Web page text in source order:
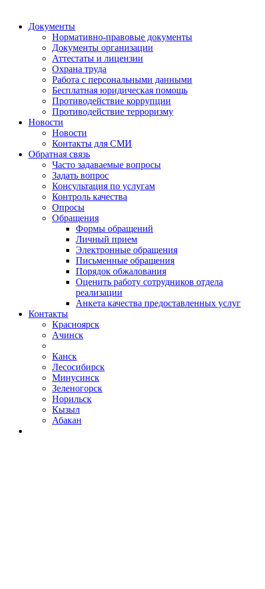
Документы
Нормативно-правовые документы
Документы организации
Аттестаты и лицензии
Охрана труда
Работа с персональными данными
Бесплатная юридическая помощь
Противодействие коррупции
Противодействие терроризму
Новости
Новости
Контакты для СМИ
Обратная связь
Часто задаваемые вопросы
Задать вопрос
Консультация по услугам
Контроль качества
Опросы
Обращения
Формы обращений
Личный прием
Электронные обращения
Письменные обращения
Порядок обжалования
Оценить работу сотрудников отдела
реализации
Анкета качества предоставленных услуг
Контакты
Красноярск
Ачинск
Канск
Лесосибирск
Минусинск
Зеленогорск
Норильск
Кызыл
Абакан